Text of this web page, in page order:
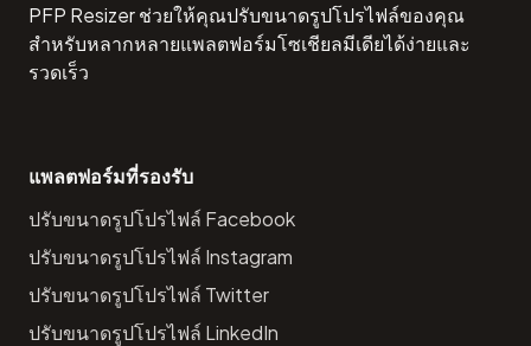
PFP Resizer ช่วยให้คุณปรับขนาดรูปโปรไฟล์ของคุณ
สำหรับหลากหลายแพลตฟอร์มโซเชียลมีเดียได้ง่ายและ
รวดเร็ว
แพลตฟอร์มที่รองรับ
ปรับขนาดรูปโปรไฟล์ Facebook
ปรับขนาดรูปโปรไฟล์ Instagram
ปรับขนาดรูปโปรไฟล์ Twitter
ปรับขนาดรูปโปรไฟล์ LinkedIn